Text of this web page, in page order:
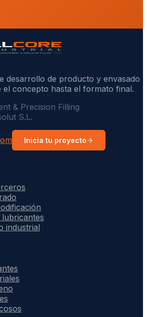
desarrollo de producto y envasado
el concepto hasta el formato final.
& Precision Filling
S.L.
Inicia tu proyecto
industrial